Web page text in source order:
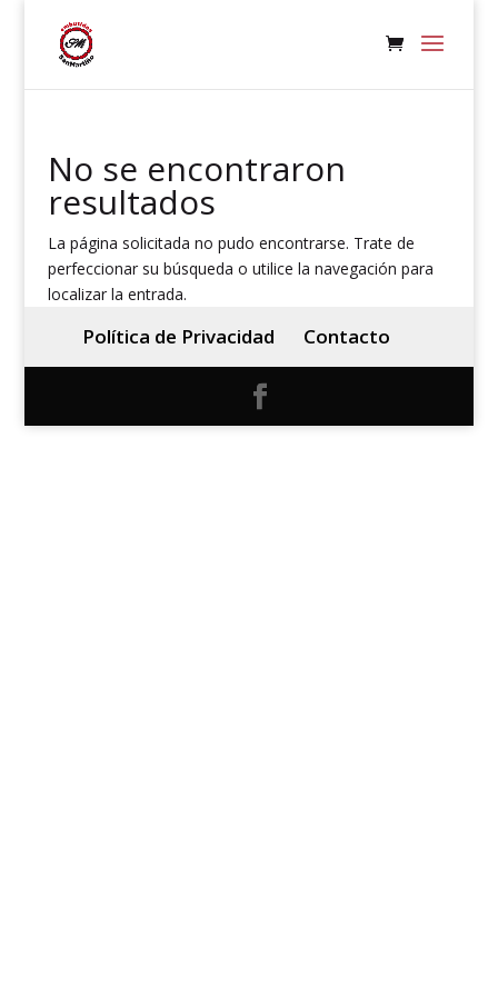
No se encontraron
resultados
La página solicitada no pudo encontrarse. Trate de
perfeccionar su búsqueda o utilice la navegación para
localizar la entrada.
Política de Privacidad Contacto